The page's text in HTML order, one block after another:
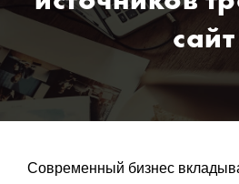
сайт
Современный бизнес